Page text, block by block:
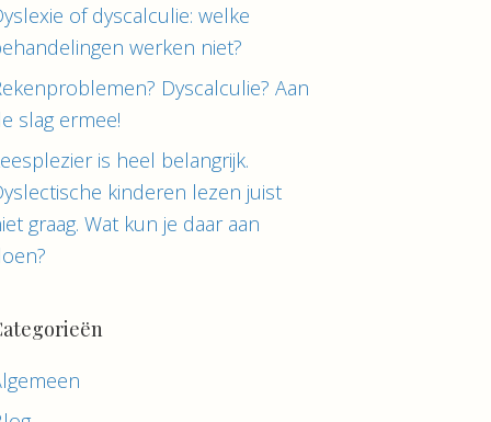
of dyscalculie: welke
werken niet?
Dyscalculie? Aan
slag ermee!
is heel belangrijk.
kinderen lezen juist
graag. Wat kun je daar aan